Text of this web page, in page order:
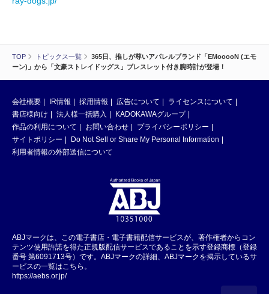
TOP トピックス一覧
365日、推しが尊いアパレルブランド「EMooooN (エモ
ーン)」から「文豪ストレイドッグス」ブレスレット付き腕時計が登場！
会社概要 IR情報 採用情報 広告について
ライセンスについて
書店様向け
法人様一括購入
KADOKAWAグループ
作品の利用について
お問い合わせ
プライバシーポリシー
サイトポリシー
Do Not Sell or Share My Personal Information
利用者情報の外部送信について
ABJマークは、この電子書店・電子書籍配信サービスが、著作権者からコン
テンツ使用許諾を得た正規版配信サービスであることを示す登録商標（登録
番号 第6091713号）です。ABJマークの詳細、ABJマークを掲示しているサ
ービスの一覧はこちら。
https://aebs.or.jp/